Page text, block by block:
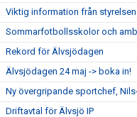
Viktig information från styrelsen
Sommarfotbollsskolor och
Rekord för Älvsjödagen
Älvsjödagen 24 maj -> boka in!
Ny övergripande sportchef,
Driftavtal för Älvsjö IP